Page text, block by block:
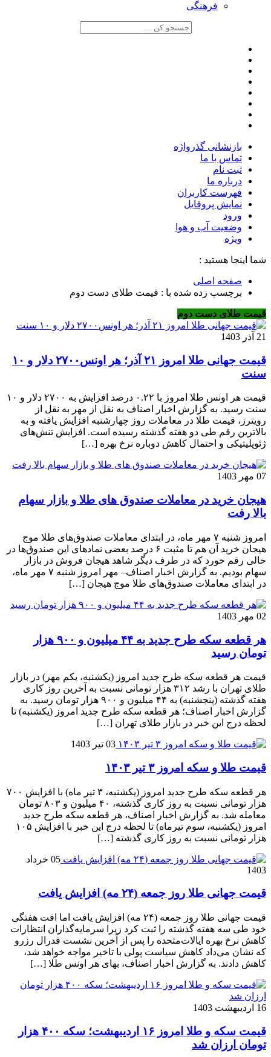
فرهنگی
بازنشانی گذرواژه
تماس با ما
ثبت نام
درباره ما
فهرست کاربران
نمایش پروفایل
ورود
وضعیت آب و هوا
ویژه
شما اینجا هستید :
صفحه اصلی
برچسب زده شده با : قیمت طلای دست دوم
قیمت طلای دست دوم
21 آذر 1403
قیمت جهانی طلا امروز ۲۱ آذر؛ هر اونس۲۷۰۰ دلار و ۱۰
سنت
قیمت هر اونس طلا امروز با ۰.۲۲ درصد افزایش به ۲۷۰۰ دلار و ۱۰
سنت رسید. به گزارش اخبار اصناف به نقل از مهر به نقل از
رویترز، قیمت طلا در معاملات روز چهارشنبه افزایش یافته و به
بالاترین رقم طی دو هفته گذشته رسیده است. افزایش تنش‌های
ژئوپلیتیکی و احتمال کاهش دوباره نرخ بهره […]
07 مهر 1403
هیجان خرید در معاملات صندوق های طلا و بازار سهام
بالا رفت
امروز شنبه ۷ مهر ماه، در ابتدای معاملات صندوق‌های طلا موج
هیجان خرید آن هم تا مثبت ۶ درصد بعضی نمادهای این صندوق‌ها در
حالی رقم خورد که در طرف دیگر شاهد هیجان فروش در بازار
سهام بودیم. به گزارش اخبار اصناف– مهر امروز شنبه ۷ مهر ماه،
در ابتدای معاملات صندوق‌های طلا موج هیجان […]
02 مهر 1403
هر قطعه سکه طرح جدید به ۴۴ میلیون و ۹۰۰ هزار
تومان رسید
قیمت هر قطعه سکه طرح جدید امروز (یکشنبه، یکم مهر) در بازار
طلای تهران با رشد ۳۱۲ هزار تومانی نسبت به آخرین روز کاری
هفته گذشته (پنجشنبه) به ۴۴ میلیون و ۹۰۰ هزار تومان رسید. به
گزارش اخبار اصناف؛ هر قطعه سکه طرح جدید امروز (یکشنبه) تا
لحظه درج این خبر در بازار طلای تهران […]
03 تیر 1403
قیمت طلا و سکه امروز ۳ تیر ۱۴۰۳
هر قطعه سکه طرح جدید امروز (یکشنبه، ۳ تیر ماه) با افزایش ۷۰۰
هزار تومانی نسبت به روز کاری گذشته، ۴۰ میلیون و ۸۰۳ تومان
معامله شد. به گزارش اخبار اصناف، هر قطعه سکه طرح جدید
امروز (یکشنبه، سوم تیرماه) تا لحظه درج این خبر با افزایش ۱۰۵
هزار تومانی نسبت به روز کاری گذشته […]
05 خرداد
1403
قیمت جهانی طلا روز جمعه (۲۴ مه) افزایش یافت
قیمت جهانی طلا روز جمعه (۲۴ مه) افزایش یافت اما افت هفتگی
خود طی سه هفته گذشته را ثبت کرد زیرا سرمایه‌گذاران انتظارات
کاهش نرخ بهره ایالات‌متحده را پس از آخرین نشست فدرال رزرو
که نشان می‌داد کاهش سیاست پولی با تاخیر مواجه خواهد شد،
کاهش دادند. به گزارش اخبار اصناف، بهای هر اونس طلا […]
16 اردیبهشت 1403
قیمت سکه و طلا امروز ۱۶ اردیبهشت؛ سکه ۴۰۰ هزار
تومان ارزان شد